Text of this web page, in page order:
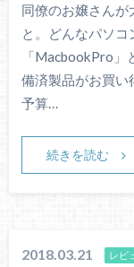
同僚のお嬢さんが
と。どんなパソ
「MacbookPro
備済製品がお買い
予算…
続きを読む
2018.03.21 レビ